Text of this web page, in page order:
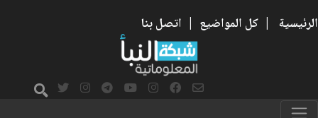
الرئيسية | كل المواضيع | اتصل بنا